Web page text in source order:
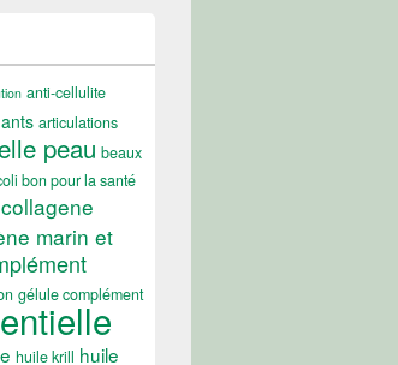
anti-cellulite
articulations
peau beaux
bon pour la santé
collagene
marin et
gélule complément
huile krill huile